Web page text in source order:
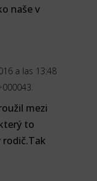
naše v
a las 13:48
mezi
to
rodič.Tak